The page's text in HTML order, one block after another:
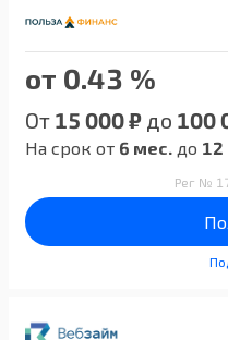
от 0.43 %
От 15 000 ₽ до 100
На срок от 6 мес. до 12
Рег №